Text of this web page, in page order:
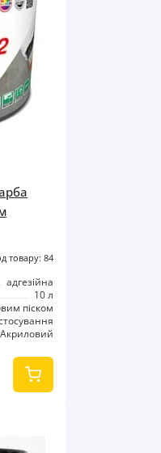
товару: 84
адгезійна
10 л
піском
Акриловий